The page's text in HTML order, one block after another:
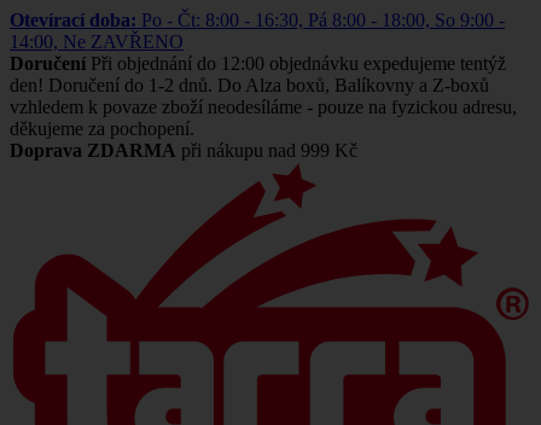
Otevírací doba: Po - Čt: 8:00 - 16:30, Pá 8:00 - 18:00, So 9:00 -
14:00, Ne ZAVŘENO
Doručení Při objednání do 12:00 objednávku expedujeme tentýž
den! Doručení do 1-2 dnů. Do Alza boxů, Balíkovny a Z-boxů
vzhledem k povaze zboží neodesíláme - pouze na fyzickou adresu,
děkujeme za pochopení.
Doprava ZDARMA při nákupu nad 999 Kč